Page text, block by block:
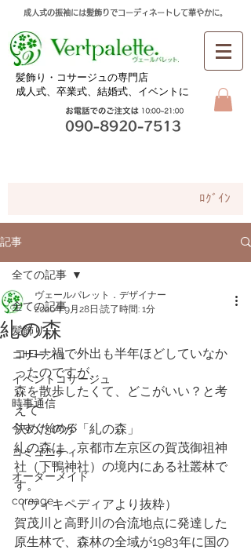
成人式の振袖には髪飾りでコーディネートして華やかに。
​髪飾り・コサージュの専門店
成人式、卒業式、 結婚式、イベントに
ﾛｸﾞｲﾝ
記事
全ての記事
髪飾り
コサージュ
イベントコサージュ
時事通信
今すぐ始める
コミュニティ
オーダーメイド
corsage
全ての記事
糺の森
ヴェールパレット．デザイナー
2020年9月28日 読了時間: 1分
コロナ禍で外出も半年ほどしていなか
ったのですが、
森を散歩したくて、どこがいい？と考
えて
決めたのが「糺の森」
糺の森は、京都市左京区の賀茂御祖神
社（下鴨神社）の境内にある社叢林で
す。
（ウィキペディアより抜粋）
賀茂川と高野川の合流地点に発達した
原生林で、森林の全域が1983年に国の